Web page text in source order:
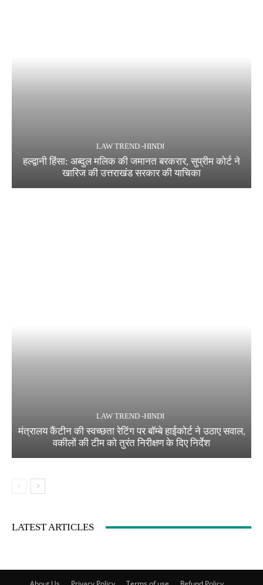
LAW TREND -HINDI
हल्द्वानी हिंसा: अब्दुल मलिक की जमानत बरकरार, सुप्रीम कोर्ट ने
खारिज की उत्तराखंड सरकार की याचिका
LAW TREND -HINDI
मंत्रालय कैंटीन की स्वच्छता रेटिंग पर बॉम्बे हाईकोर्ट ने उठाए सवाल,
वकीलों की टीम को तुरंत निरीक्षण के दिए निर्देश
LATEST ARTICLES